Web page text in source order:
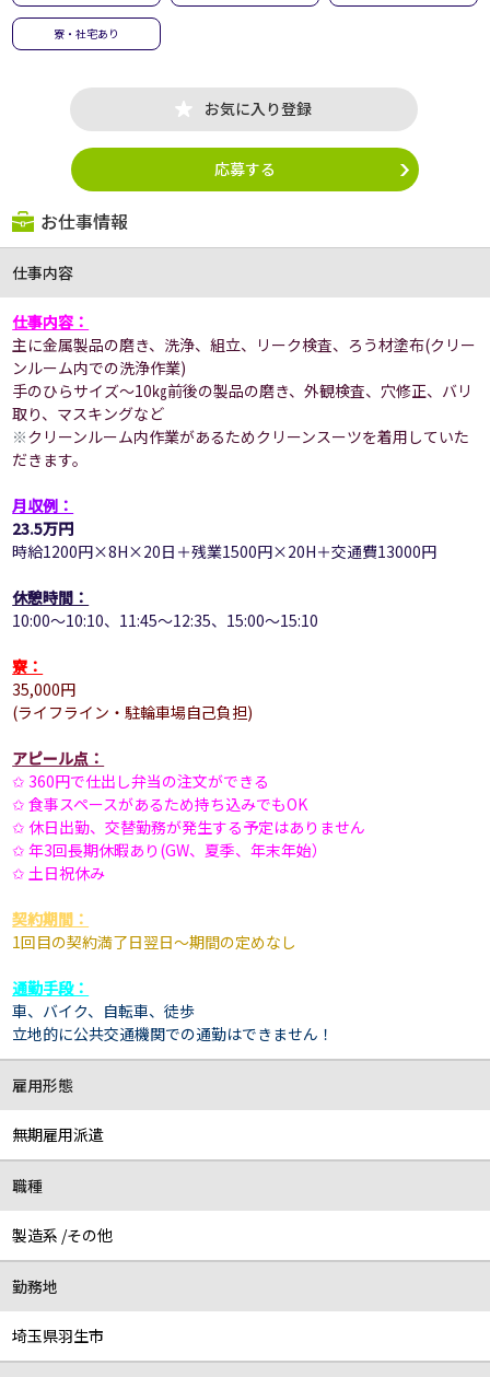
寮・社宅あり
お気に入り登録
応募する
お仕事情報
仕事内容
仕事内容：
主に金属製品の磨き、洗浄、組立、リーク検査、ろう材塗布(クリー
ンルーム内での洗浄作業)
手のひらサイズ～10㎏前後の製品の磨き、外観検査、穴修正、バリ
取り、マスキングなど
※クリーンルーム内作業があるためクリーンスーツを着用していた
だきます。
月収例：
23.5万円
時給1200円×8H×20日＋残業1500円×20H＋交通費13000円
休憩時間：
10:00～10:10、 11:45～12:35、 15:00～15:10
寮：
35,000円
(ライフライン・駐輪車場自己負担)
アピール点：
✩ 360円で仕出し弁当の注文ができる
✩ 食事スペースがあるため持ち込みでもOK
✩ 休日出勤、交替勤務が発生する予定はありません
✩ 年3回長期休暇あり(GW、夏季、年末年始）
✩ 土日祝休み
契約期間：
1回目の契約満了日翌日～期間の定めなし
通勤手段：
車、 バイク、 自転車、徒歩
立地的に公共交通機関での通勤はできません！
雇用形態
無期雇用派遣
職種
製造系 /その他
勤務地
埼玉県羽生市